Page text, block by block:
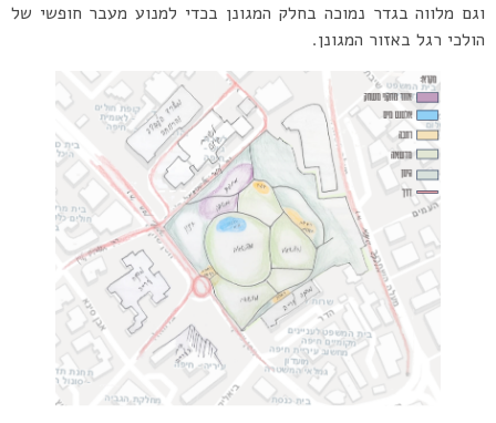
וגם מלווה בגדר נמוכה בחלק המגונן בכדי למנוע מעבר חופשי של
הולכי רגל באזור המגונן.